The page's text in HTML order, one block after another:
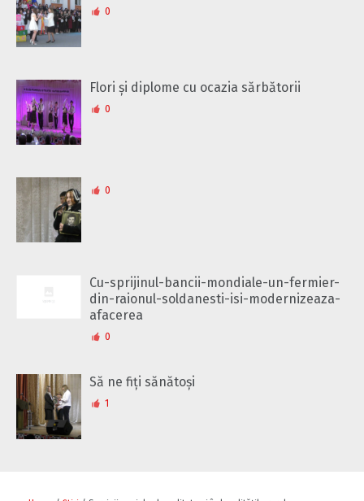
0
Flori și diplome cu ocazia sărbătorii
0
0
Cu-sprijinul-bancii-mondiale-un-fermier-
din-raionul-soldanesti-isi-modernizeaza-
afacerea
0
Să ne fiți sănătoși
1